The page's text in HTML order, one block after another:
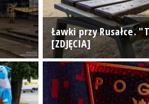
Ławki przy Rusałce.
[ZDJĘCIA]